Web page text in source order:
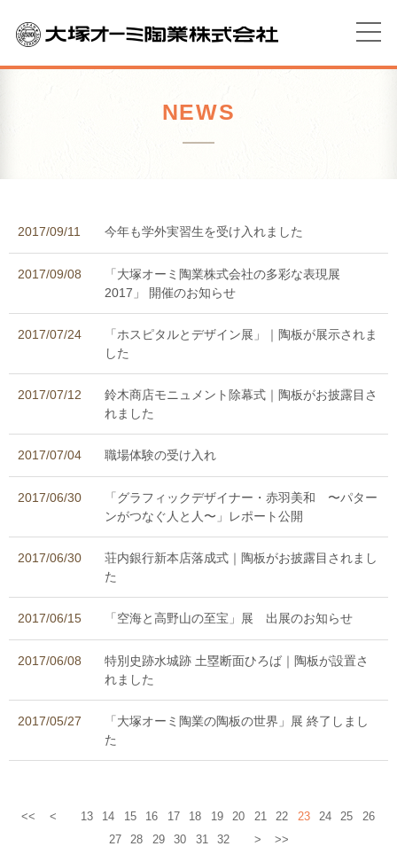
NEWS
2017/09/11 今年も学外実習生を受け入れました
2017/09/08
「大塚オーミ陶業株式会社の多彩な表現展
2017」 開催のお知らせ
2017/07/24
「ホスピタルとデザイン展」｜陶板が展示されま
した
2017/07/12
鈴木商店モニュメント除幕式｜陶板がお披露目さ
れました
2017/07/04 職場体験の受け入れ
2017/06/30
「グラフィックデザイナー・赤羽美和 〜パター
ンがつなぐ人と人〜」レポート公開
2017/06/30
荘内銀行新本店落成式｜陶板がお披露目されまし
た
2017/06/15 「空海と高野山の至宝」展 出展のお知らせ
2017/06/08
特別史跡水城跡 土塁断面ひろば｜陶板が設置さ
れました
2017/05/27
「大塚オーミ陶業の陶板の世界」展 終了しまし
た
<< < 13 14 15 16 17 18 19 20 21 22 23 24 25
26
27
28 29 30 31 32 > >>